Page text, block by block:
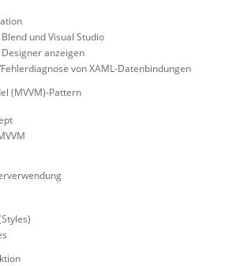
und Visual Studio
anzeigen
von XAML-Datenbindungen
(MVVM)-Pattern